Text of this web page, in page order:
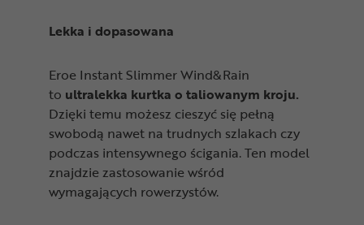
Lekka i dopasowana
Eroe Instant Slimmer Wind&Rain
to ultralekka kurtka o taliowanym kroju.
Dzięki temu możesz cieszyć się pełną
swobodą nawet na trudnych szlakach czy
podczas intensywnego ścigania. Ten model
znajdzie zastosowanie wśród
wymagających rowerzystów.